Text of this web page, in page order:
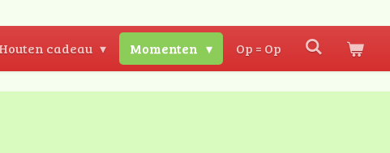
Houten cadeau Momenten Op = Op